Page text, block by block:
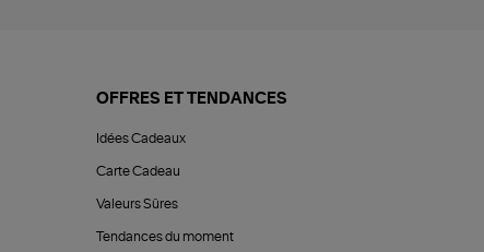
OFFRES ET TENDANCES
Idées Cadeaux
Carte Cadeau
Valeurs Sûres
Tendances du moment